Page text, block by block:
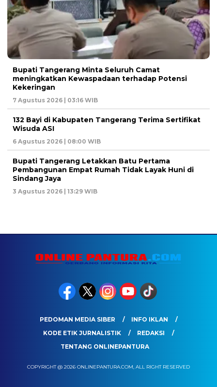
Bupati Tangerang Minta Seluruh Camat
meningkatkan Kewaspadaan terhadap Potensi
Kekeringan
7 Agustus 2026 | 03:16 WIB
132 Bayi di Kabupaten Tangerang Terima Sertifikat
Wisuda ASI
6 Agustus 2026 | 08:00 WIB
Bupati Tangerang Letakkan Batu Pertama
Pembangunan Empat Rumah Tidak Layak Huni di
Sindang Jaya
3 Agustus 2026 | 13:29 WIB
PEDOMAN MEDIA SIBER
INFO IKLAN
KODE ETIK JURNALISTIK
REDAKSI
TENTANG ONLINEPANTURA
COPYRIGHT @ 2026 ONLINEPANTURA.COM, ALL RIGHT RESERVED